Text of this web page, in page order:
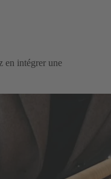
en intégrer une